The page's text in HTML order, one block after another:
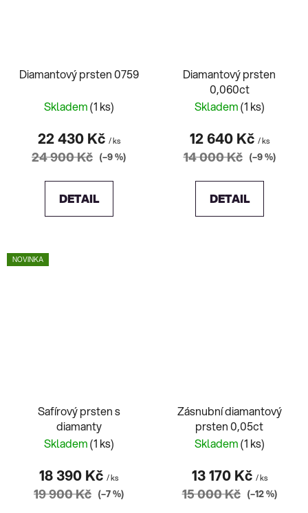
Diamantový prsten 0759
Skladem(1 ks)
22 430 Kč / ks
24 900 Kč (–9 %)
DETAIL
Diamantový prsten
0,060ct
Skladem(1 ks)
12 640 Kč / ks
14 000 Kč (–9 %)
DETAIL
NOVINKA
Safírový prsten s
diamanty
Skladem(1 ks)
18 390 Kč / ks
19 900 Kč (–7 %)
Zásnubní diamantový
prsten 0,05ct
Skladem(1 ks)
13 170 Kč / ks
15 000 Kč (–12 %)